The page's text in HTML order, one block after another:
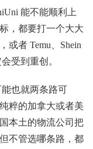
能不能顺利上
，都要打一个大大
或者 Temu、Shein
受到重创。
也就两条路可
粹的加拿大或者美
本土的物流公司把
不管选哪条路，都